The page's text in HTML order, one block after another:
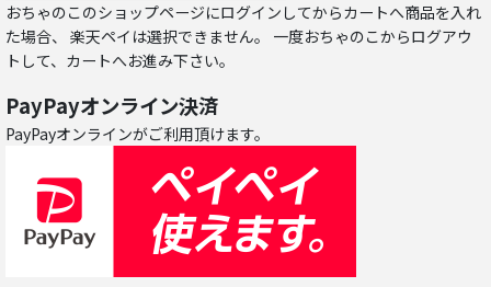
おちゃのこのショップページにログインしてからカートへ商品を入れ
た場合、 楽天ペイは選択できません。 一度おちゃのこからログアウ
トして、カートへお進み下さい。
PayPayオンライン決済
PayPayオンラインがご利用頂けます。